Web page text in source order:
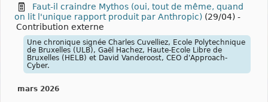
Faut-il craindre Mythos (oui, tout de même, quand
on lit l'unique rapport produit par Anthropic) (29/04) -
Contribution externe
Une chronique signée Charles Cuvelliez, Ecole Polytechnique
de Bruxelles (ULB), Gaël Hachez, Haute-Ecole Libre de
Bruxelles (HELB) et David Vanderoost, CEO d'Approach-
Cyber.
mars 2026